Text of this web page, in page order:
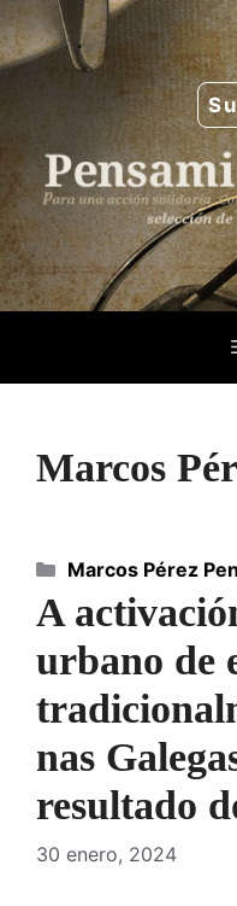
Saltar
al
contenido
Marcos
A
urbano de
nas
resultado
30 enero, 2024
Categorías
Marcos Pérez